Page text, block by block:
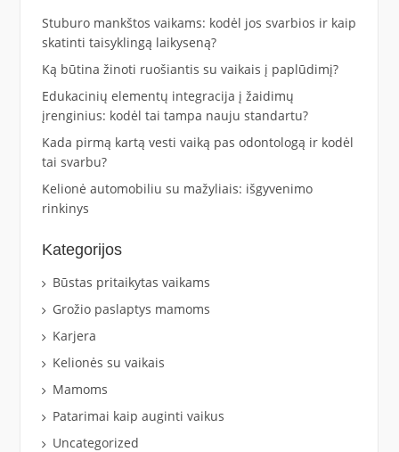
Stuburo mankštos vaikams: kodėl jos svarbios ir kaip
skatinti taisyklingą laikyseną?
Ką būtina žinoti ruošiantis su vaikais į paplūdimį?
Edukacinių elementų integracija į žaidimų
įrenginius: kodėl tai tampa nauju standartu?
Kada pirmą kartą vesti vaiką pas odontologą ir kodėl
tai svarbu?
Kelionė automobiliu su mažyliais: išgyvenimo
rinkinys
Kategorijos
Būstas pritaikytas vaikams
Grožio paslaptys mamoms
Karjera
Kelionės su vaikais
Mamoms
Patarimai kaip auginti vaikus
Uncategorized